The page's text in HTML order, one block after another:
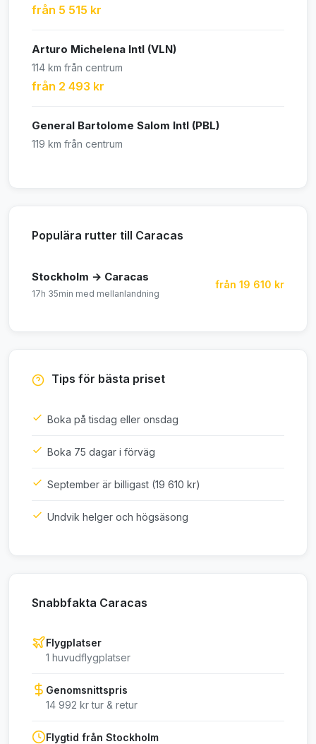
från 5 515 kr
Arturo Michelena Intl (VLN)
114 km från centrum
från 2 493 kr
General Bartolome Salom Intl (PBL)
119 km från centrum
Populära rutter till Caracas
Stockholm → Caracas
17h 35min med mellanlandning
från 19 610 kr
Tips för bästa priset
Boka på tisdag eller onsdag
Boka 75 dagar i förväg
September är billigast (19 610 kr)
Undvik helger och högsäsong
Snabbfakta Caracas
Flygplatser
1 huvudflygplatser
Genomsnittspris
14 992 kr tur & retur
Flygtid från Stockholm